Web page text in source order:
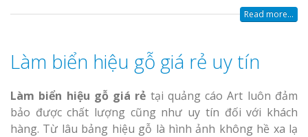
Read more...
Làm biển hiệu gỗ giá rẻ uy tín
Làm biển hiệu gỗ giá rẻ tại quảng cáo Art luôn đảm
bảo được chất lượng cũng như uy tín đối với khách
hàng. Từ lâu bảng hiệu gỗ là hình ảnh không hề xa lạ